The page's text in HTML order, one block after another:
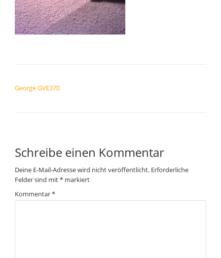
George GVE370
Schreibe einen Kommentar
Deine E-Mail-Adresse wird nicht veröffentlicht. Erforderliche
Felder sind mit* markiert
Kommentar*